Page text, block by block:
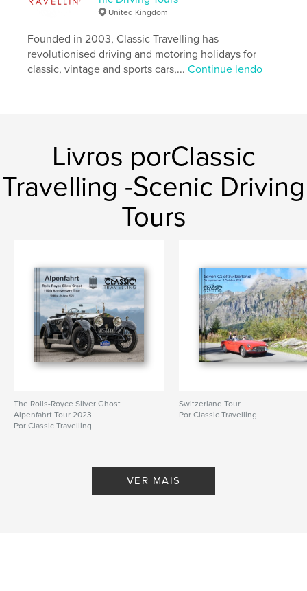
United Kingdom
Founded in 2003, Classic Travelling has
revolutionised driving and motoring holidays for
classic, vintage and sports cars,...Continue lendo
Livros porClassic
Travelling -Scenic Driving
Tours
The Rolls-Royce Silver Ghost
Alpenfahrt Tour 2023
Por Classic Travelling
Switzerland Tour
Por Classic Travelling
VER MAIS